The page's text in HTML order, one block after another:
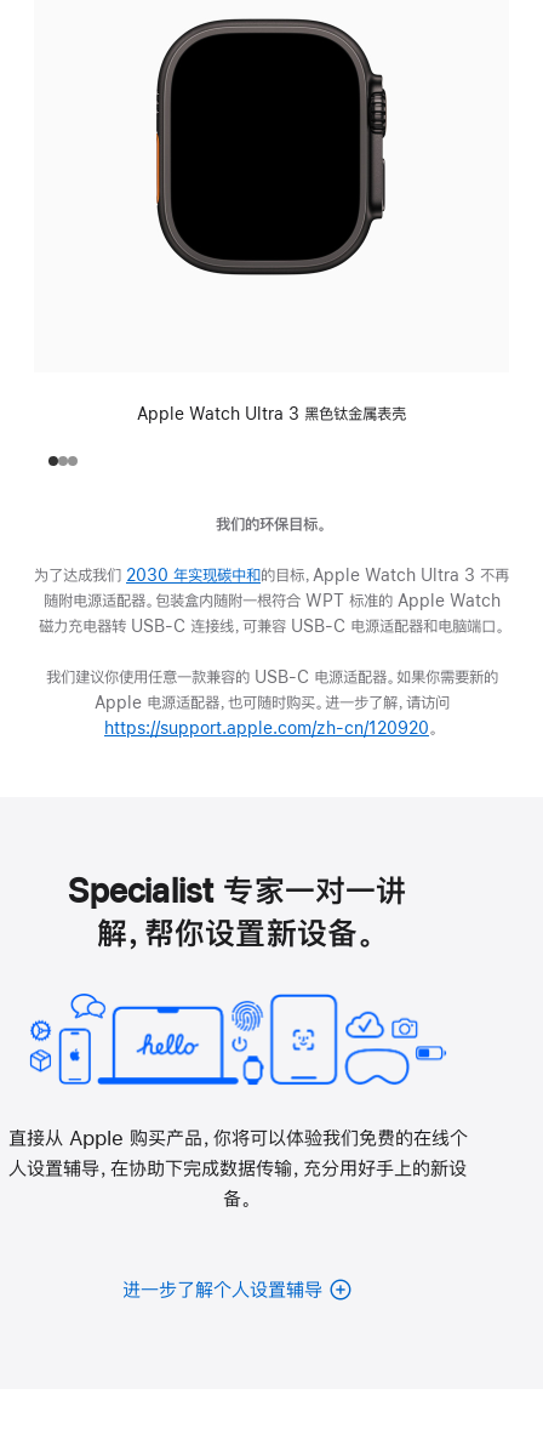
Apple Watch Ultra 3 黑色钛金属表壳
我们的环保目标。
为了达成我们 2030 年实现碳中和(在
新
窗
中
打
开)
的目标，Apple Watch Ultra 3 不再
随附电源适配器。包装盒内随附一根符合 WPT 标准的 Apple Watch
磁力充电器转 USB-C 连接线，可兼容 USB-C 电源适配器和电脑端口。
我们建议你使用任意一款兼容的 USB-C 电源适配器。如果你需要新的
Apple 电源适配器，也可随时购买。进一步了解，请访问
https://support.apple.com/zh-cn/120920 (在
。
Specialist 专家一对一讲
解，帮你设置新设备。
直接从 Apple 购买产品，你将可以体验我们免费的在线个
人设置辅导，在协助下完成数据传输，充分用好手上的新设
备。
进一步了解个人设置辅导